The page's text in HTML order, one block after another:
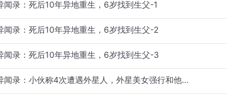
闻录：死后10年异地重生，6岁找到生父-1
闻录：死后10年异地重生，6岁找到生父-2
闻录：死后10年异地重生，6岁找到生父-3
749局异闻录：小伙称4次遭遇外星人，外星美女强行和他发生关系-1